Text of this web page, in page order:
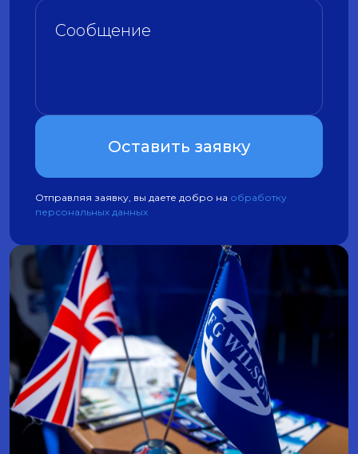
Оставить заявку
Отправляя заявку, вы даете добро на обработку
персональных данных